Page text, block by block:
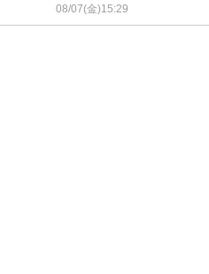
08/07(金)15:29